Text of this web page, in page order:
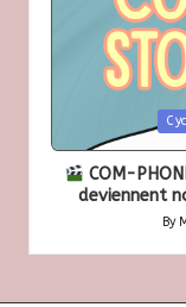
COM-
deviennent
by
By